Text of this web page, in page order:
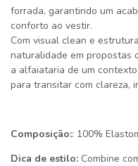
forrada, garantindo um
conforto ao vestir.
Com visual clean e
naturalidade em propostas
a alfaiataria de um
para transitar com clareza,
Composição:: 100%
Dica de estilo: Combine